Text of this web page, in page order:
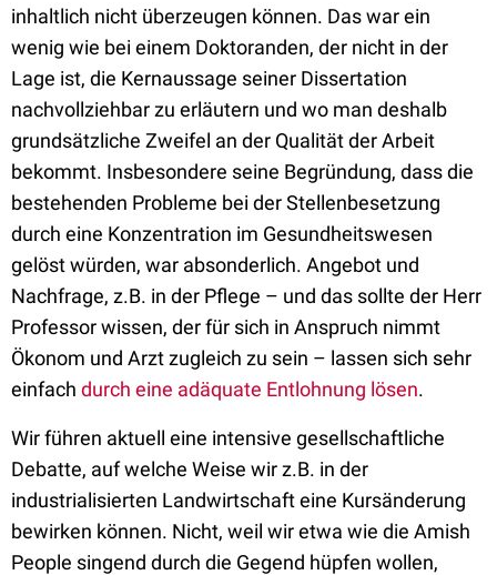
inhaltlich nicht überzeugen können. Das war ein
wenig wie bei einem Doktoranden, der nicht in der
Lage ist, die Kernaussage seiner Dissertation
nachvollziehbar zu erläutern und wo man deshalb
grundsätzliche Zweifel an der Qualität der Arbeit
bekommt. Insbesondere seine Begründung, dass die
bestehenden Probleme bei der Stellenbesetzung
durch eine Konzentration im Gesundheitswesen
gelöst würden, war absonderlich. Angebot und
Nachfrage, z.B. in der Pflege – und das sollte der Herr
Professor wissen, der für sich in Anspruch nimmt
Ökonom und Arzt zugleich zu sein – lassen sich sehr
einfach durch eine adäquate Entlohnung lösen.
Wir führen aktuell eine intensive gesellschaftliche
Debatte, auf welche Weise wir z.B. in der
industrialisierten Landwirtschaft eine Kursänderung
bewirken können. Nicht, weil wir etwa wie die Amish
People singend durch die Gegend hüpfen wollen,